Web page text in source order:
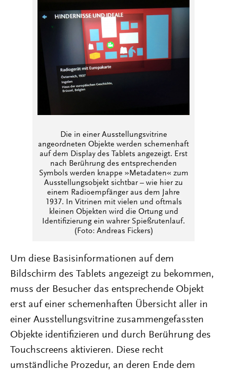
Die in einer Ausstellungsvitrine
angeordneten Objekte werden schemenhaft
auf dem Display des Tablets angezeigt. Erst
nach Berührung des entsprechenden
Symbols werden knappe »Metadaten« zum
Ausstellungsobjekt sichtbar – wie hier zu
einem Radioempfänger aus dem Jahre
1937. In Vitrinen mit vielen und oftmals
kleinen Objekten wird die Ortung und
Identifizierung ein wahrer Spießrutenlauf.
(Foto: Andreas Fickers)
Um diese Basisinformationen auf dem
Bildschirm des Tablets angezeigt zu bekommen,
muss der Besucher das entsprechende Objekt
erst auf einer schemenhaften Übersicht aller in
einer Ausstellungsvitrine zusammengefassten
Objekte identifizieren und durch Berührung des
Touchscreens aktivieren. Diese recht
umständliche Prozedur, an deren Ende dem